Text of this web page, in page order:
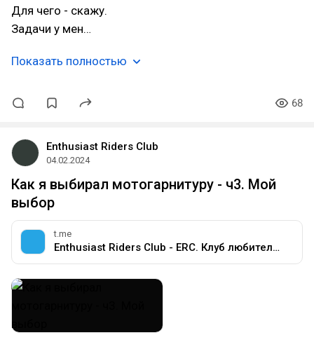
Для чего - скажу.
Задачи у мен…
Показать полностью
68
Enthusiast Riders Club
04.02.2024
Как я выбирал мотогарнитуру - ч3. Мой
выбор
t.me
Enthusiast Riders Club - ERC. Клуб любителей мотоциклов разных марок.